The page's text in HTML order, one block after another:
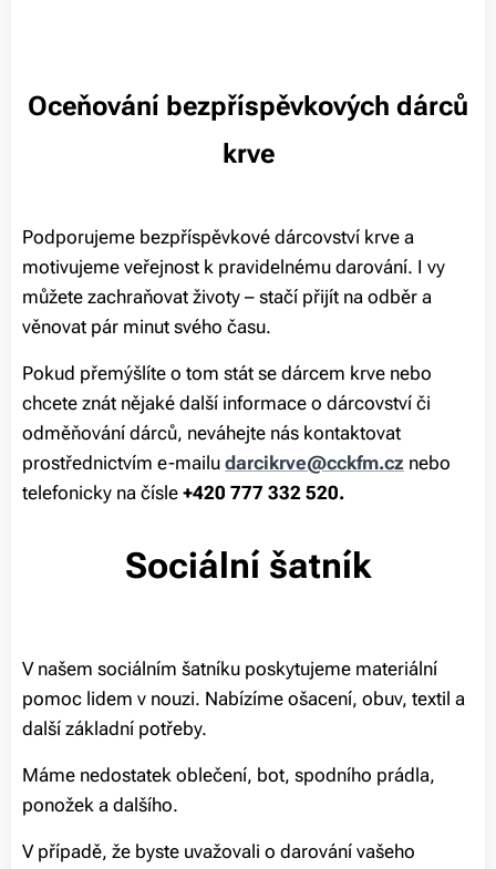
Oceňování bezpříspěvkových dárců
krve
Podporujeme bezpříspěvkové dárcovství krve a
motivujeme veřejnost k pravidelnému darování. I vy
můžete zachraňovat životy – stačí přijít na odběr a
věnovat pár minut svého času.
Pokud přemýšlíte o tom stát se dárcem krve nebo
chcete znát nějaké další informace o dárcovství či
odměňování dárců, neváhejte nás kontaktovat
prostřednictvím e-mailu darcikrve@cckfm.cz nebo
telefonicky na čísle +420 777 332 520.
Sociální šatník
V našem sociálním šatníku poskytujeme materiální
pomoc lidem v nouzi. Nabízíme ošacení, obuv, textil a
další základní potřeby.
Máme nedostatek oblečení, bot, spodního prádla,
ponožek a dalšího.
V případě, že byste uvažovali o darování vašeho